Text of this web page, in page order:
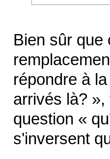
Bien sûr que
répondre à
arrivés là?
question «
s'inversent